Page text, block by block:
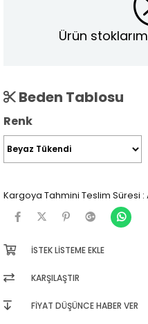
Ürün
Beden Tablosu
Renk
Kargoya Tahmini Teslim Süresi :
İSTEK LISTEME EKLE
KARŞILAŞTIR
FIYAT DÜŞÜNCE HABER VER